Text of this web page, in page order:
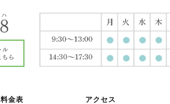
料金表 アクセス